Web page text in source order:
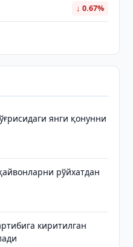
↓ 0.67%
янги қонунни
рўйхатдан
киритилган